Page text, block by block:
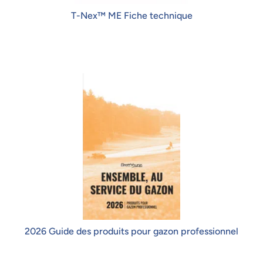
T-Nex™ ME Fiche technique
2026 Guide des produits pour gazon professionnel